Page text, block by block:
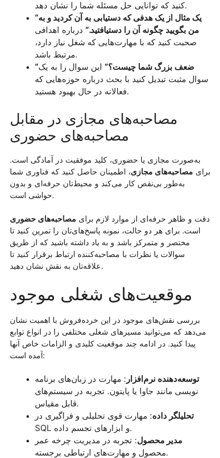
کنید که توانایی حل مسئله شما را نشان دهد.
“یک مثال از یک هدفی که دستیابی به آن کردید و به
من بگویید چگونه آن را دستیافتید.” درباره اهدافی
صحبت کنید که با مهارت‌هایی که شغل نیاز دارد،
مرتبط باشد.
“ضعف بزرگ شما چیست؟” این سوال را به یک
سوال مثبت تبدیل کنید با بحث درباره حوزه‌هایی که
فعالانه در حال بهبود هستید.
مصاحبه‌های مجازی در مقابل
مصاحبه‌های حضوری
به‌صورت مجازی یا حضوری، کلید موفقیت در آمادگی است.
برای مصاحبه‌های مجازی، اطمینان حاصل کنید که فناوری شما
به‌طور بی‌نقص کار می‌کند و محیط‌تان حرفه‌ای و بدون
حواشی است.
دقت و ظاهر حرفه‌ای از موارد لازم برای مصاحبه‌های حضوری
است. برای هر دو حالت، نمونه پاسخ‌های‌تان را تمرین کنید تا
مختصر و متمرکز باشد و به یاد داشته باشید که از طریق
سوالات یا نظرات با مصاحبه‌کننده ارتباط برقرار کنید تا
علاقه‌تان به نقش نشان دهید.
موقعیت‌های شغلی موجود
بررسی نقش‌های موجود در این خرده‌فروش با اهمیت نشان
می‌دهد که می‌توانید مسیرهای شغلی مختلفی را در انواع توابع
پیدا کنید. در ادامه چند موقعیت کلیدی و الزامات خاص آنها
آمده است:
توسعه‌دهنده نرم‌افزار : مهارت در زبان‌های برنامه
نویسی مانند جاوا یا پایتون. تجربه در سیستم‌های
قابل مقیاس.
تحلیلگر داده: مهارت قوی تحلیلی و فراگیری در
SQL و ابزارهای تجسم داده.
مدیر محصول: تجربه در مدیریت چرخه عمر
محصول و مهارت‌های ارتباطی برجسته.